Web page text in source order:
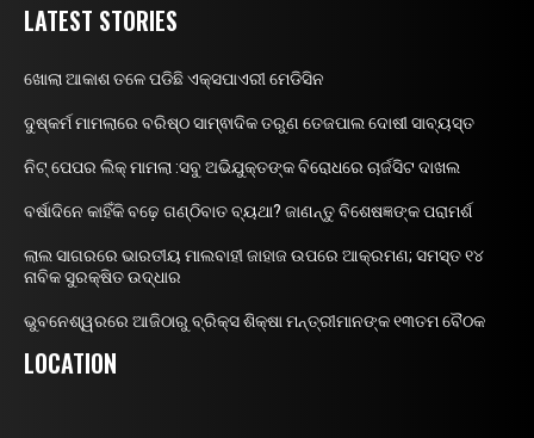
LATEST STORIES
ଖୋଲା ଆକାଶ ତଳେ ପଡିଛି ଏକ୍ସପାଏରୀ ମେଡିସିନ
ଦୁଷ୍କର୍ମ ମାମଲାରେ ବରିଷ୍ଠ ସାମ୍ଵାଦିକ ତରୁଣ ତେଜପାଲ ଦୋଷୀ ସାବ୍ୟସ୍ତ
ନିଟ୍ ପେପର ଲିକ୍ ମାମଲା :ସବୁ ଅଭିଯୁକ୍ତଙ୍କ ବିରୋଧରେ ଚାର୍ଜସିଟ ଦାଖଲ
ବର୍ଷାଦିନେ କାହିଁକି ବଢ଼େ ଗଣ୍ଠିବାତ ବ୍ୟଥା? ଜାଣନ୍ତୁ ବିଶେଷଜ୍ଞଙ୍କ ପରାମର୍ଶ
ଲାଲ ସାଗରରେ ଭାରତୀୟ ମାଲବାହୀ ଜାହାଜ ଉପରେ ଆକ୍ରମଣ; ସମସ୍ତ ୧୪
ନାବିକ ସୁରକ୍ଷିତ ଉଦ୍ଧାର
ଭୁବନେଶ୍ୱରରେ ଆଜିଠାରୁ ବ୍ରିକ୍ସ ଶିକ୍ଷା ମନ୍ତ୍ରୀମାନଙ୍କ ୧୩ତମ ବୈଠକ
LOCATION